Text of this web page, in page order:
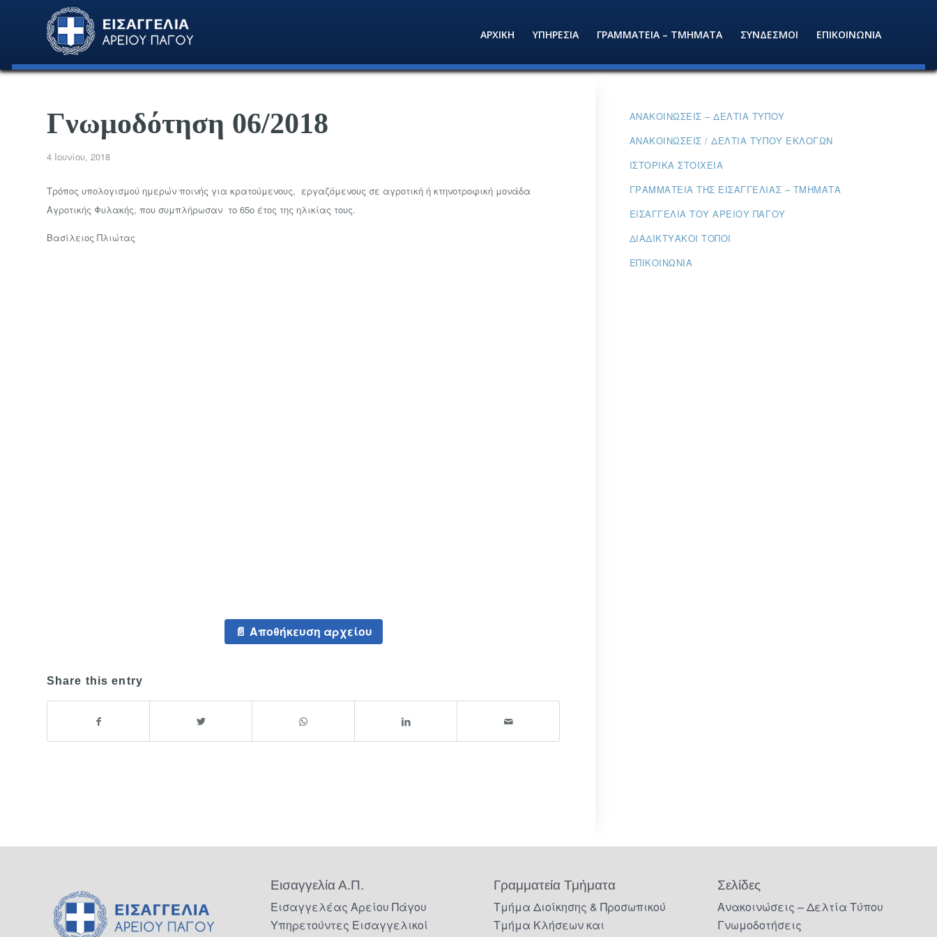
ΑΡΧΙΚΗ ΥΠΗΡΕΣΙΑ ΓΡΑΜΜΑΤΕΙΑ – ΤΜΗΜΑΤΑ ΣΥΝΔΕΣΜΟΙ ΕΠΙΚΟΙΝΩΝΙΑ
Γνωμοδότηση 06/2018
4 Ιουνίου, 2018
Τρόπος υπολογισμού ημερών ποινής για κρατούμενους, εργαζόμενους σε αγροτική ή κτηνοτροφική μονάδα
Αγροτικής Φυλακής, που συμπλήρωσαν το 65ο έτος της ηλικίας τους.
Βασίλειος Πλιώτας
Αποθήκευση αρχείου
Share this entry
ΑΝΑΚΟΙΝΏΣΕΙΣ – ΔΕΛΤΊΑ ΤΎΠΟΥ
ΑΝΑΚΟΙΝΏΣΕΙΣ / ΔΕΛΤΊΑ ΤΎΠΟΥ ΕΚΛΟΓΏΝ
ΙΣΤΟΡΙΚΆ ΣΤΟΙΧΕΊΑ
ΓΡΑΜΜΑΤΕΊΑ ΤΗΣ ΕΙΣΑΓΓΕΛΊΑΣ – ΤΜΉΜΑΤΑ
ΕΙΣΑΓΓΕΛΊΑ ΤΟΥ ΑΡΕΊΟΥ ΠΆΓΟΥ
ΔΙΑΔΙΚΤΥΑΚΟΊ ΤΌΠΟΙ
ΕΠΙΚΟΙΝΩΝΊΑ
Εισαγγελία Α.Π.
Εισαγγελέας Αρείου Πάγου
Υπηρετούντες Εισαγγελικοί
Γραμματεία Τμήματα
Τμήμα Διοίκησης & Προσωπικού
Τμήμα Κλήσεων και
Σελίδες
Ανακοινώσεις – Δελτία Τύπου
Γνωμοδοτήσεις